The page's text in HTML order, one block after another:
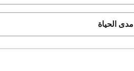
مدى الحياة